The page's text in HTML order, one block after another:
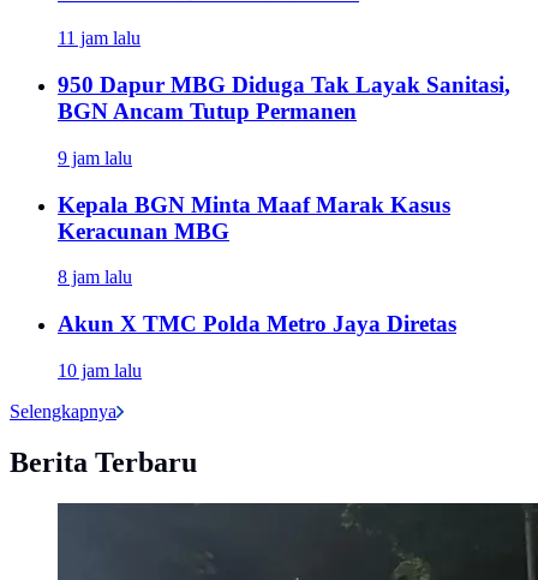
11 jam lalu
950 Dapur MBG Diduga Tak Layak Sanitasi,
BGN Ancam Tutup Permanen
9 jam lalu
Kepala BGN Minta Maaf Marak Kasus
Keracunan MBG
8 jam lalu
Akun X TMC Polda Metro Jaya Diretas
10 jam lalu
Selengkapnya
Berita Terbaru